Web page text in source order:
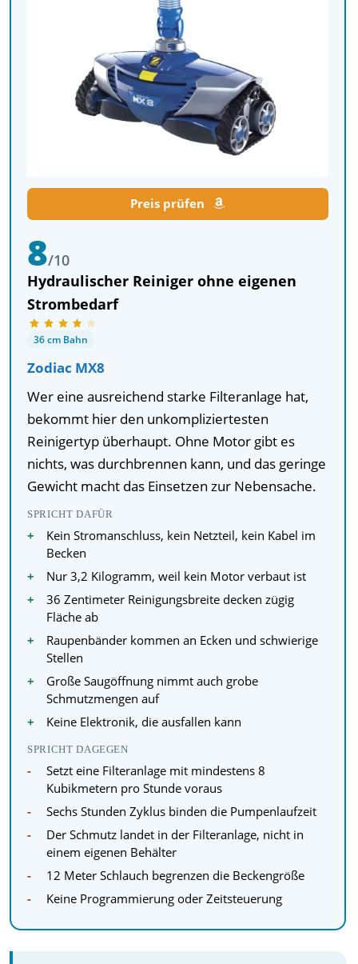
Preis prüfen
8/10
Hydraulischer Reiniger ohne eigenen
Strombedarf
36 cm Bahn
Zodiac MX8
Wer eine ausreichend starke Filteranlage hat,
bekommt hier den unkompliziertesten
Reinigertyp überhaupt. Ohne Motor gibt es
nichts, was durchbrennen kann, und das geringe
Gewicht macht das Einsetzen zur Nebensache.
SPRICHT DAFÜR
Kein Stromanschluss, kein Netzteil, kein Kabel im
Becken
Nur 3,2 Kilogramm, weil kein Motor verbaut ist
36 Zentimeter Reinigungsbreite decken zügig
Fläche ab
Raupenbänder kommen an Ecken und schwierige
Stellen
Große Saugöffnung nimmt auch grobe
Schmutzmengen auf
Keine Elektronik, die ausfallen kann
SPRICHT DAGEGEN
Setzt eine Filteranlage mit mindestens 8
Kubikmetern pro Stunde voraus
Sechs Stunden Zyklus binden die Pumpenlaufzeit
Der Schmutz landet in der Filteranlage, nicht in
einem eigenen Behälter
12 Meter Schlauch begrenzen die Beckengröße
Keine Programmierung oder Zeitsteuerung